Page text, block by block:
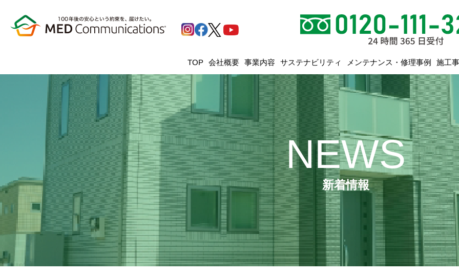
TOP 会社概要 事業内容 サステナビリティ メンテナンス・修理事例 施工
NEWS
新着情報